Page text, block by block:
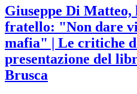
Giuseppe Di Matteo,
fratello: "Non dare
mafia" | Le critiche
presentazione del
Brusca